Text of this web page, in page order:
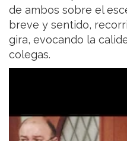
de ambos sobre el
breve y sentido,
gira, evocando la
colegas.